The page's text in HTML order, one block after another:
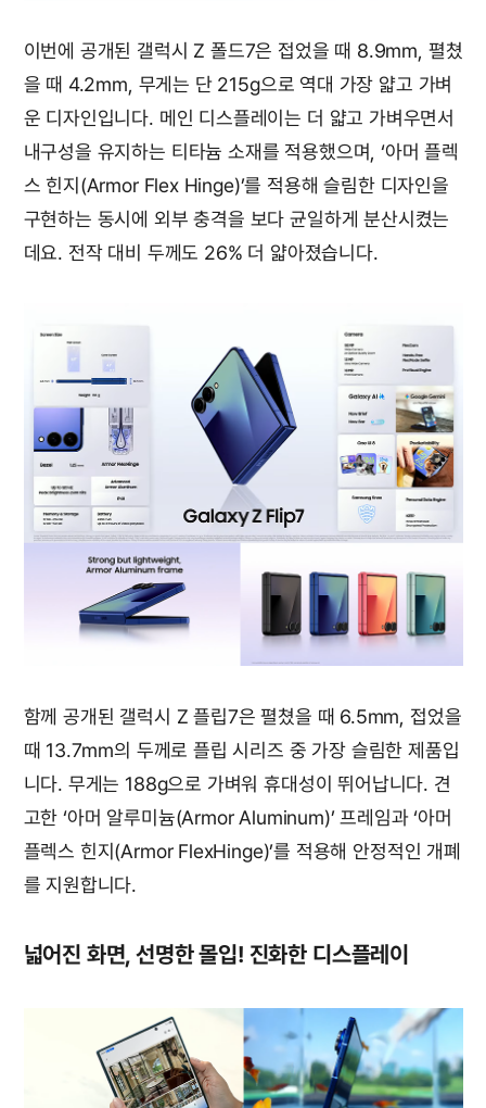
이번에 공개된 갤럭시 Z 폴드7은 접었을 때 8.9mm, 펼쳤
을 때 4.2mm, 무게는 단 215g으로 역대 가장 얇고 가벼
운 디자인입니다. 메인 디스플레이는 더 얇고 가벼우면서
내구성을 유지하는 티타늄 소재를 적용했으며, ‘아머 플렉
스 힌지(Armor Flex Hinge)’를 적용해 슬림한 디자인을
구현하는 동시에 외부 충격을 보다 균일하게 분산시켰는
데요. 전작 대비 두께도 26% 더 얇아졌습니다.
함께 공개된 갤럭시 Z 플립7은 펼쳤을 때 6.5mm, 접었을
때 13.7mm의 두께로 플립 시리즈 중 가장 슬림한 제품입
니다. 무게는 188g으로 가벼워 휴대성이 뛰어납니다. 견
고한 ‘아머 알루미늄(Armor Aluminum)’ 프레임과 ‘아머
플렉스 힌지(Armor FlexHinge)’를 적용해 안정적인 개폐
를 지원합니다.
넓어진 화면, 선명한 몰입! 진화한 디스플레이